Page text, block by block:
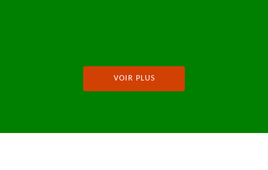
VOIR PLUS